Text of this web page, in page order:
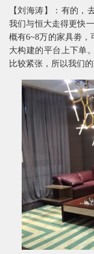
【刘海涛】：有的，
我们与恒大走得更快
概有6~8万的家具劵
大构建的平台上下单
比较紧张，所以我们